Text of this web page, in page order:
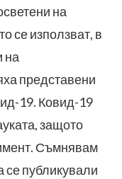
на
се използват, в
на
представени
19. Ковид-19
защото
Съмнявам
се публикували